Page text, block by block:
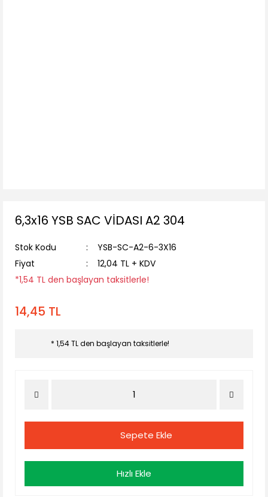
6,3x16 YSB SAC VİDASI A2 304
Stok Kodu
YSB-SC-A2-6-3X16
Fiyat
12,04 TL + KDV
*1,54 TL den başlayan taksitlerle!
14,45 TL
* 1,54 TL den başlayan taksitlerle!
Sepete Ekle
Hızlı Ekle